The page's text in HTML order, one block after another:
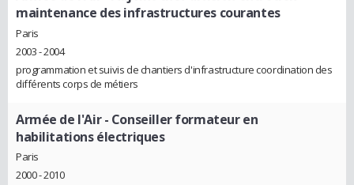
maintenance des infrastructures courantes
Paris
2003 - 2004
programmation et suivis de chantiers d'infrastructure coordination des
différents corps de métiers
Armée de l'Air- Conseiller formateur en
habilitations électriques
Paris
2000 - 2010